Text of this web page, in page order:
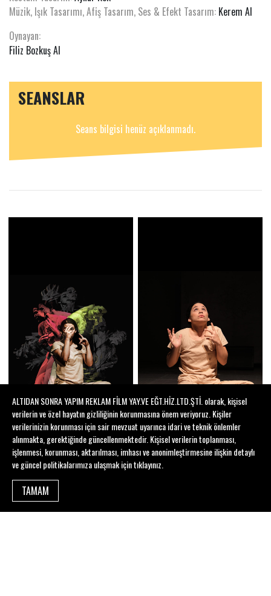
Müzik, Işık Tasarımı, Afiş Tasarım, Ses & Efekt Tasarım: Kerem Al
Oynayan:
Filiz Bozkuş Al
SEANSLAR
Seans bilgisi henüz açıklanmadı.
ALTIDAN SONRA YAPIM REKLAM FİLM YAY.VE EĞT.HİZ.LTD.ŞTİ. olarak, kişisel
verilerin ve özel hayatın gizliliğinin korunmasına önem veriyoruz. Kişiler
verilerinizin korunması için sair mevzuat uyarınca idari ve teknik önlemler
alınmakta, gerektiğinde güncellenmektedir. Kişisel verilerin toplanması,
işlenmesi, korunması, aktarılması, imhası ve anonimleştirmesine ilişkin detaylı
ve güncel politikalarımıza ulaşmak içintıklayınız
TAMAM